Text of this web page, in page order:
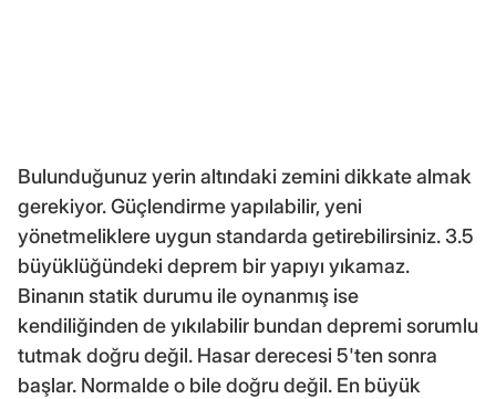
Bulunduğunuz yerin altındaki zemini dikkate almak
gerekiyor. Güçlendirme yapılabilir, yeni
yönetmeliklere uygun standarda getirebilirsiniz. 3.5
büyüklüğündeki deprem bir yapıyı yıkamaz.
Binanın statik durumu ile oynanmış ise
kendiliğinden de yıkılabilir bundan depremi sorumlu
tutmak doğru değil. Hasar derecesi 5'ten sonra
başlar. Normalde o bile doğru değil. En büyük